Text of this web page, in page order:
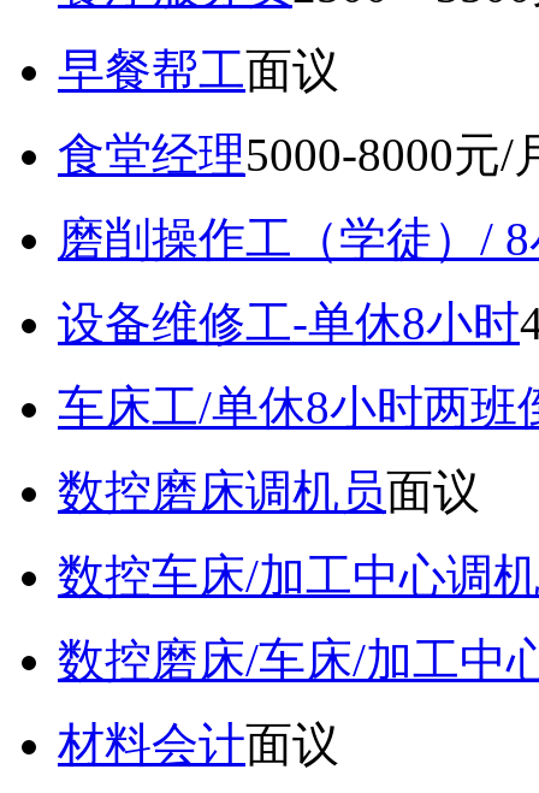
早餐帮工面议
食堂经理5000-8000元/
磨削操作工（学徒）/
设备维修工-单休8小时
车床工/单休8小时两班
数控磨床调机员面议
数控车床/加工中心调
数控磨床/车床/加工中
材料会计面议